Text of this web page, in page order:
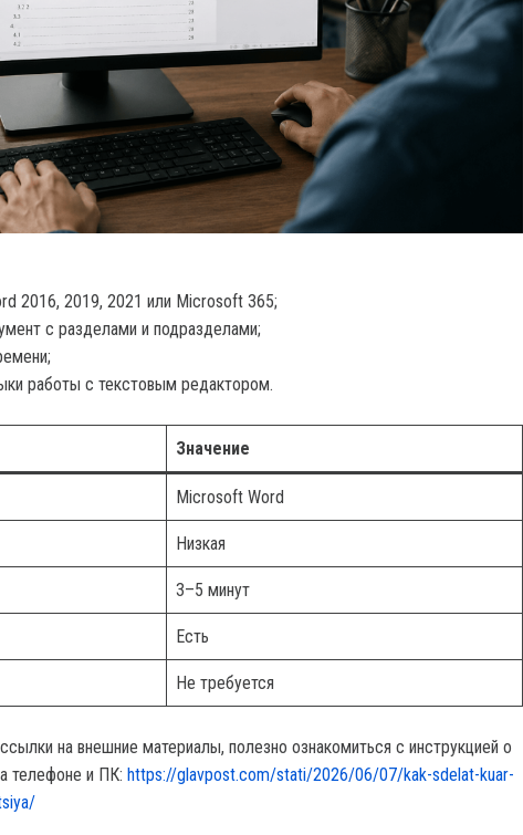
2016, 2019, 2021 или Microsoft 365;
с разделами и подразделами;
работы с текстовым редактором.
Значение
Microsoft Word
Низкая
3–5 минут
Есть
Не требуется
на внешние материалы, полезно ознакомиться с инструкцией о
телефоне и ПК: https://glavpost.com/stati/2026/06/07/kak-sdelat-kuar-